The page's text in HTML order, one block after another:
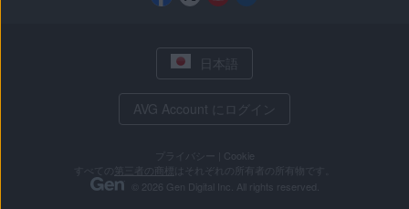
日本語
AVG Account にログイン
プライバシー
Cookie
第三者の商標
はそれぞれの所有者の所有物です。
© 2026 Gen Digital Inc. All rights reserved.